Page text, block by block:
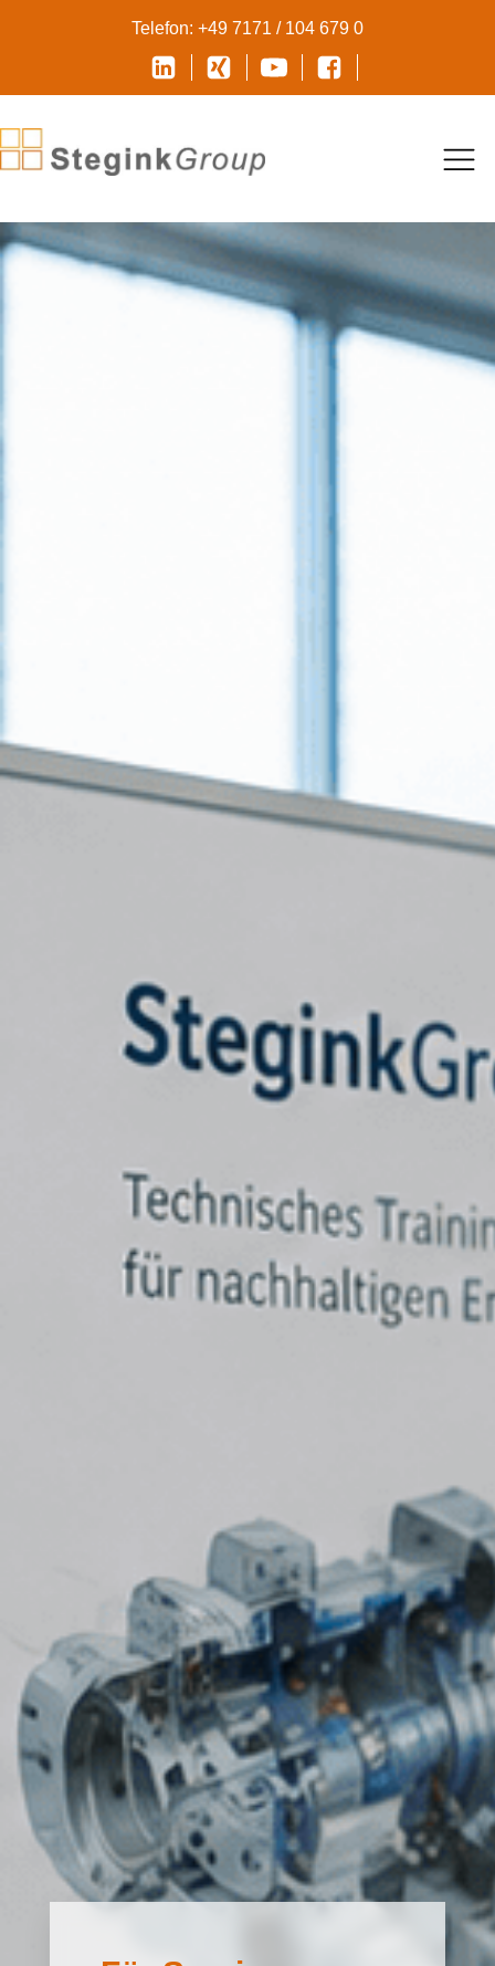
Telefon: +49 7171 / 104 679 0